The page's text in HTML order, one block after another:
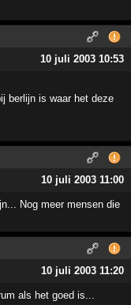
10 juli 2003 10:53
berlijn is waar het deze
10 juli 2003 11:00
Nog meer mensen die
10 juli 2003 11:20
als het goed is...